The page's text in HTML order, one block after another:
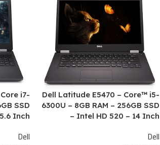
Dell Latitude E5470 – Core™ i5-
6300U – 8GB RAM – 256GB SSD
– Intel HD 520 – 14 Inch
Dell
i7-
SSD
Inch
Dell